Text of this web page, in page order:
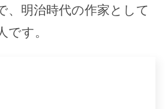
、明治時代の作家として
です。